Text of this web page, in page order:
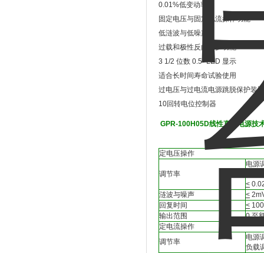
0.01%低变动率
固定电压与固定电流操作功能
低涟波与低噪声
过载和极性反向保护功能
3 1/2 位数 0.5" LED 显示
适合长时间寿命试验使用
过电压与过电流电源跳脱保护装置
10回转电位控制器
GPR-100H05D线性直流电源技
定电压操作
调节率
电源
<
涟波与噪声
<
回复时间
<
输出范围
0 至
定电流操作
调节率
电源
负载